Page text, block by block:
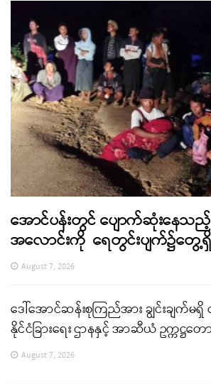
အောင်ပန်းတွင် ပျောက်ဆုံးနေ
အလောင်းကို ရေတွင်းပျက်၌တွေ့ရှိ
August 7, 2026
ဒေါ်အောင်ဆန်းစုကြည်အား ချွင်းချက်မ
နိုင်ငံခြားရေး ဌာနနှင့် အာဆီယံ ဥက္ကဋ္ဌတ
August 7, 2026